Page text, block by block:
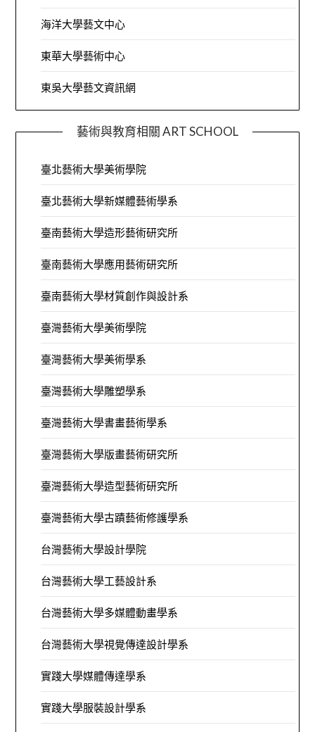
海洋大學藝文中心
東華大學藝術中心
東吳大學藝文資訊網
藝術與教育相關 ART SCHOOL
臺北藝術大學美術學院
臺北藝術大學新媒體藝術學系
臺南藝術大學造形藝術研究所
臺南藝術大學應用藝術研究所
臺南藝術大學材質創作與設計系
臺灣藝術大學美術學院
臺灣藝術大學美術學系
臺灣藝術大學雕塑學系
臺灣藝術大學書畫藝術學系
臺灣藝術大學版畫藝術研究所
臺灣藝術大學造型藝術研究所
臺灣藝術大學古蹟藝術修護學系
台灣藝術大學設計學院
台灣藝術大學工藝設計系
台灣藝術大學多媒體動畫學系
台灣藝術大學視覺傳達設計學系
實踐大學媒體傳達學系
實踐大學服裝設計學系